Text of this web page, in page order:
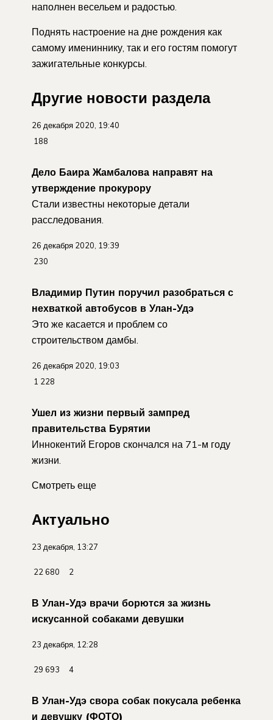
наполнен весельем и радостью.
Поднять настроение на дне рождения как
самому имениннику, так и его гостям помогут
зажигательные конкурсы.
Другие новости раздела
26 декабря 2020, 19:40
188
Дело Баира Жамбалова направят на
утверждение прокурору
Стали известны некоторые детали
расследования.
26 декабря 2020, 19:39
230
Владимир Путин поручил разобраться с
нехваткой автобусов в Улан-Удэ
Это же касается и проблем со
строительством дамбы.
26 декабря 2020, 19:03
1 228
Ушел из жизни первый зампред
правительства Бурятии
Иннокентий Егоров скончался на 71-м году
жизни.
Смотреть еще
Актуально
23 декабря, 13:27
22 680 2
В Улан-Удэ врачи борются за жизнь
искусанной собаками девушки
23 декабря, 12:28
29 693 4
В Улан-Удэ свора собак покусала ребенка
и девушку (ФОТО)